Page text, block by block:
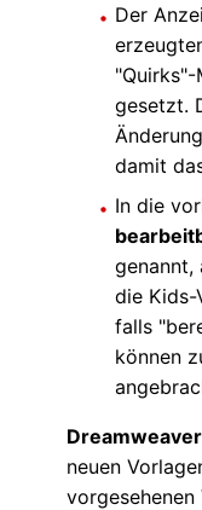
Der
gesetzt.
damit
In die
genannt,
die Kids-
falls
können
Dreamweaver
neuen
vorgesehenen